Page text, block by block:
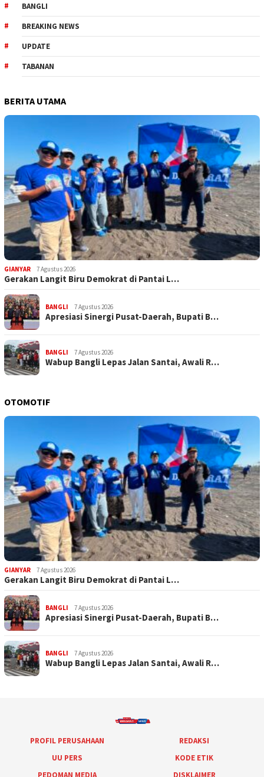
BANGLI
BREAKING NEWS
UPDATE
TABANAN
BERITA UTAMA
GIANYAR 7 Agustus 2026
Gerakan Langit Biru Demokrat di Pantai L…
BANGLI 7 Agustus 2026
Apresiasi Sinergi Pusat-Daerah, Bupati B…
BANGLI 7 Agustus 2026
Wabup Bangli Lepas Jalan Santai, Awali R…
OTOMOTIF
GIANYAR 7 Agustus 2026
Gerakan Langit Biru Demokrat di Pantai L…
BANGLI 7 Agustus 2026
Apresiasi Sinergi Pusat-Daerah, Bupati B…
BANGLI 7 Agustus 2026
Wabup Bangli Lepas Jalan Santai, Awali R…
PROFIL PERUSAHAAN
REDAKSI
UU PERS
KODE ETIK
PEDOMAN MEDIA
DISKLAIMER